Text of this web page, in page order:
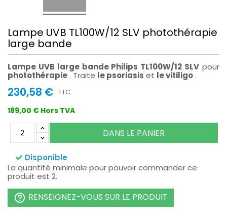
Lampe UVB TL100W/12 SLV photothérapie
large bande
Lampe UVB large bande Philips TL100W/12 SLV pour
photothérapie . Traite le psoriasis et le vitiligo .
230,58 € TTC
189,00 € Hors TVA
DANS LE PANIER
Disponible
La quantité minimale pour pouvoir commander ce
produit est 2.
help_outline RENSEIGNEZ-VOUS SUR LE PRODUIT